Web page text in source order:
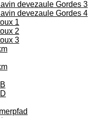
devezaule Gordes 3
devezaule Gordes 4
1
2
3